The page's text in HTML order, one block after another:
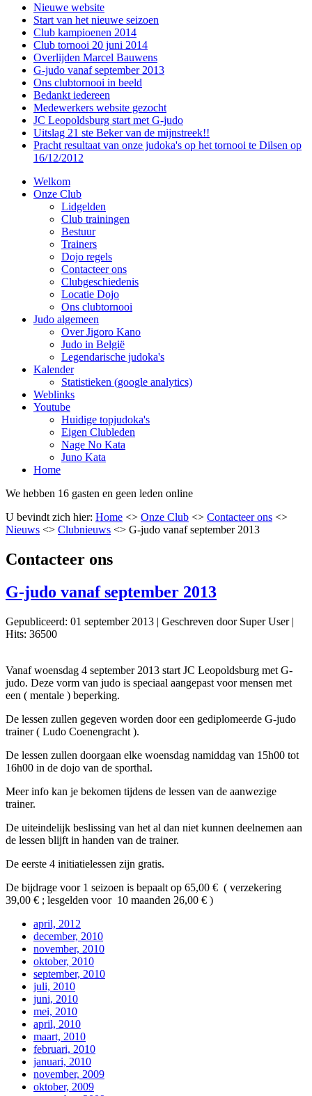
Nieuwe website
Start van het nieuwe seizoen
Club kampioenen 2014
Club tornooi 20 juni 2014
Overlijden Marcel Bauwens
G-judo vanaf september 2013
Ons clubtornooi in beeld
Bedankt iedereen
Medewerkers website gezocht
JC Leopoldsburg start met G-judo
Uitslag 21 ste Beker van de mijnstreek!!
Pracht resultaat van onze judoka's op het tornooi te Dilsen op
16/12/2012
Welkom
Onze Club
Lidgelden
Club trainingen
Bestuur
Trainers
Dojo regels
Contacteer ons
Clubgeschiedenis
Locatie Dojo
Ons clubtornooi
Judo algemeen
Over Jigoro Kano
Judo in België
Legendarische judoka's
Kalender
Statistieken (google analytics)
Weblinks
Youtube
Huidige topjudoka's
Eigen Clubleden
Nage No Kata
Juno Kata
Home
We hebben 16 gasten en geen leden online
U bevindt zich hier: Home <> Onze Club <> Contacteer ons <>
Nieuws <> Clubnieuws <> G-judo vanaf september 2013
Contacteer ons
G-judo vanaf september 2013
Gepubliceerd: 01 september 2013 | Geschreven door Super User|
Hits: 36500
Vanaf woensdag 4 september 2013 start JC Leopoldsburg met G-
judo. Deze vorm van judo is speciaal aangepast voor mensen met
een ( mentale ) beperking.
De lessen zullen gegeven worden door een gediplomeerde G-judo
trainer ( Ludo Coenengracht ).
De lessen zullen doorgaan elke woensdag namiddag van 15h00 tot
16h00 in de dojo van de sporthal.
Meer info kan je bekomen tijdens de lessen van de aanwezige
trainer.
De uiteindelijk beslissing van het al dan niet kunnen deelnemen aan
de lessen blijft in handen van de trainer.
De eerste 4 initiatielessen zijn gratis.
De bijdrage voor 1 seizoen is bepaalt op 65,00 € ( verzekering
39,00 € ; lesgelden voor 10 maanden 26,00 € )
april, 2012
december, 2010
november, 2010
oktober, 2010
september, 2010
juli, 2010
juni, 2010
mei, 2010
april, 2010
maart, 2010
februari, 2010
januari, 2010
november, 2009
oktober, 2009